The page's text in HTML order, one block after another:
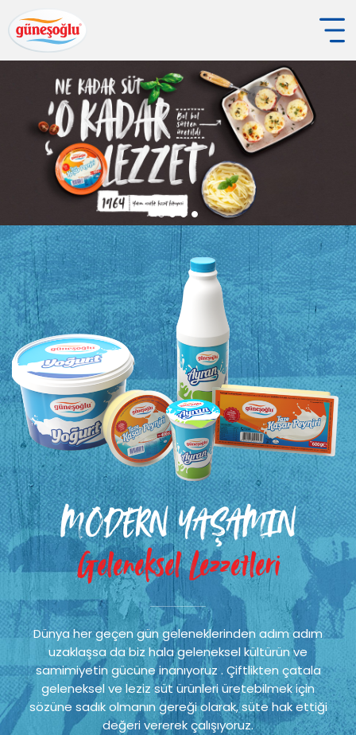
MODERN YAŞAMIN
Geleneksel Lezzetleri
Dünya her geçen gün geleneklerinden adım adım
uzaklaşsa da biz hala geleneksel kültürün ve
samimiyetin gücüne inanıyoruz . Çiftlikten çatala
geleneksel ve leziz süt ürünleri üretebilmek için
sözüne sadık olmanın gereği olarak, süte hak ettiği
değeri vererek çalışıyoruz.